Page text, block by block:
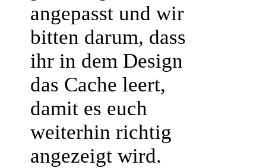
angepasst und wir
bitten darum, dass
ihr in dem Design
das Cache leert,
damit es euch
weiterhin richtig
angezeigt wird.